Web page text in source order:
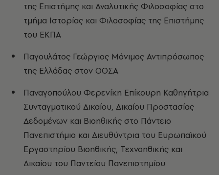
της Επιστήμης και Αναλυτικής Φιλοσοφίας στο
τμήμα Ιστορίας και Φιλοσοφίας της Επιστήμης
του ΕΚΠΑ
Παγουλάτος Γεώργιος Μόνιμος Αντιπρόσωπος
της Ελλάδας στον ΟΟΣΑ
Παναγοπούλου Φερενίκη Επίκουρη Καθηγήτρια
Συνταγματικού Δικαίου, Δικαίου Προστασίας
Δεδομένων και Βιοηθικής στο Πάντειο
Πανεπιστήμιο και Διευθύντρια του Ευρωπαϊκού
Εργαστηρίου Βιοηθικής, Τεχνοηθικής και
Δικαίου του Παντείου Πανεπιστημίου